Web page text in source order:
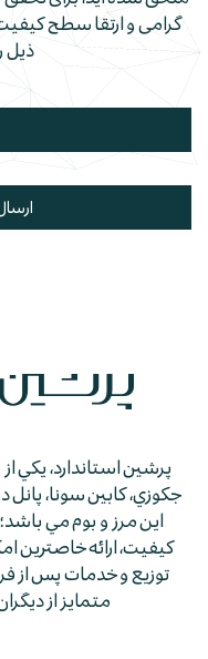
گرامی و ارتقا سطح
ذیل
پرشين استاندارد، يكي
جكوزي، كابين سونا،
اين مرز و بوم مي
كيفيت، ارائه خاصترين
توزيع و خدمات پس از
متمايز از